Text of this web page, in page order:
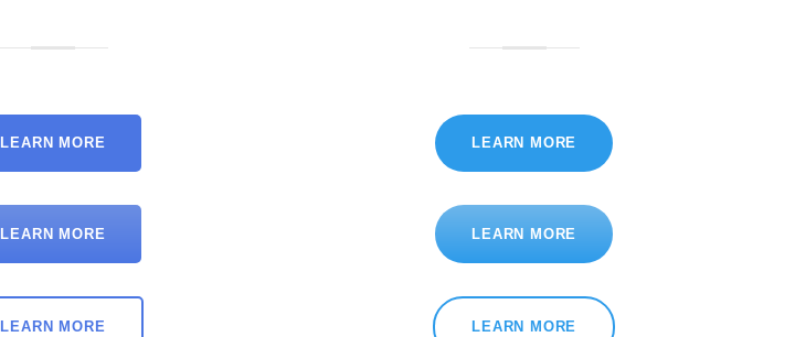
LEARN MORE
LEARN MORE
LEARN MORE
LEARN MORE
LEARN MORE
LEARN MORE